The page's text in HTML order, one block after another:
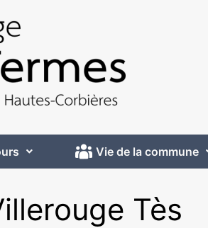
Vie de la commune
Tès